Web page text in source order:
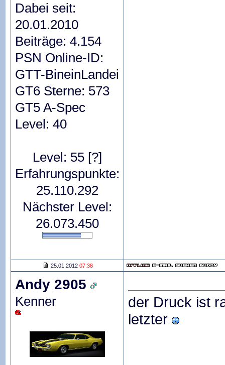
Dabei seit:
20.01.2010
Beiträge: 4.154
PSN Online-ID:
GTT-BineinLandei
GT6 Sterne: 573
GT5 A-Spec
Level: 40
Level: 55 [?]
Erfahrungspunkte:
25.110.292
Nächster Level:
26.073.450
25.01.2012 07:38
Andy 2905
Kenner
der Druck ist
letzter